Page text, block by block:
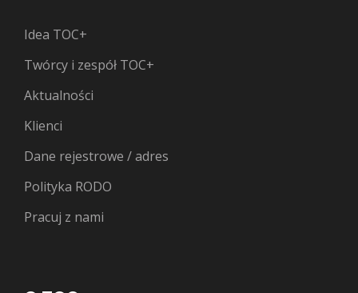
Idea TOC+
Twórcy i zespół TOC+
Aktualności
Klienci
Dane rejestrowe / adres
Polityka RODO
Pracuj z nami